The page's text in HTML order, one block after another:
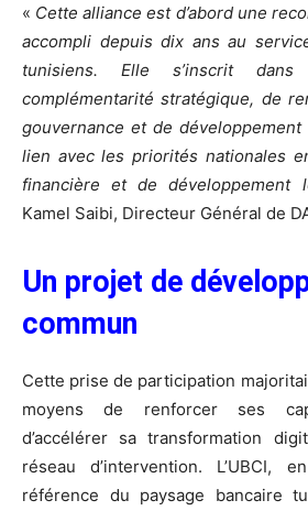
« Cette alliance est d’abord une
accompli depuis dix ans au
tunisiens. Elle s’inscrit
complémentarité stratégique, de
gouvernance et de
lien avec les priorités nationales
financière et de développement
Kamel Saibi, Directeur Général de
Un projet de
commun
Cette prise de participation
moyens de renforcer ses
d’accélérer sa transformation
réseau d’intervention. L’UBCI,
référence du paysage bancaire